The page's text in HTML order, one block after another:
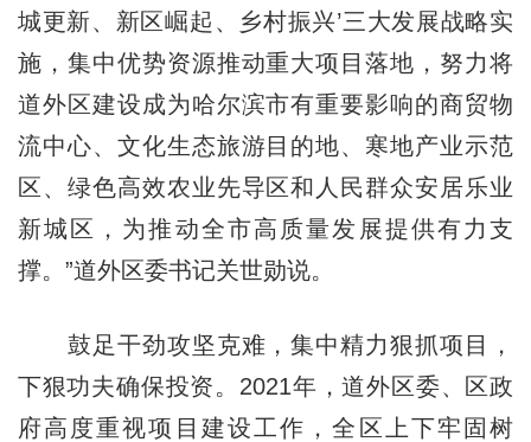
城更新、新区崛起、乡村振兴’三大发展战略实
施，集中优势资源推动重大项目落地，努力将
道外区建设成为哈尔滨市有重要影响的商贸物
流中心、文化生态旅游目的地、寒地产业示范
区、绿色高效农业先导区和人民群众安居乐业
新城区，为推动全市高质量发展提供有力支
撑。”道外区委书记关世勋说。
鼓足干劲攻坚克难，集中精力狠抓项目，
下狠功夫确保投资。2021年，道外区委、区政
府高度重视项目建设工作，全区上下牢固树